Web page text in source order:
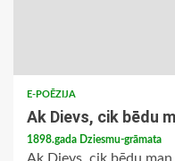
E-POĒZIJA
Ak Dievs, cik bēdu
1898.gada Dziesmu-grāmata